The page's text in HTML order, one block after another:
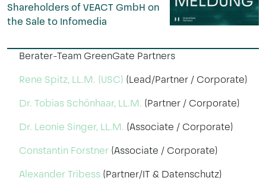
Shareholders of VEACT GmbH on
the Sale to Infomedia
Berater-Team GreenGate Partners
Rene Spitz, LL.M. (USC) (Lead/Partner / Corporate)
Dr. Tobias Schönhaar, LL.M. (Partner / Corporate)
Dr. Leonie Singer, LL.M. (Associate / Corporate)
Constantin Forstner(Associate / Corporate)
Alexander Tribess(Partner/IT & Datenschutz)